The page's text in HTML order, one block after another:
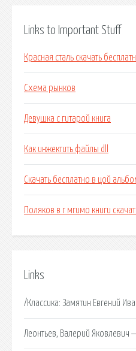
Links to Important Stuff
Красная сталь скачать
Схема рынков
Девушка с гитарой книга
Как инжектить файлы dll
Скачать бесплатно в цой
Поляков в г мгимо книги
Links
/Классика: Замятин Евгений
Леонтьев, Валерий Яковлевич